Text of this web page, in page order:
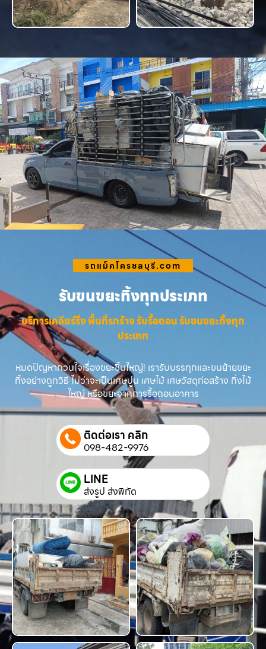
รถแม็คโครชลบุรี.com
รับขนขยะทิ้งทุกประเภท
บริการเคลียร์ริ่ง พื้นที่รกร้าง รับรื้อถอน รับขนขยะทิ้งทุก
ประเภท
หมดปัญหากวนใจเรื่องขยะชิ้นใหญ่! เรารับบรรทุกและขนย้ายขยะ
ทิ้งอย่างถูกวิธี ไม่ว่าจะเป็นเศษปูน เศษไม้ เศษวัสดุก่อสร้าง กิ่งไม้
ใหญ่ หรือขยะจากการรื้อถอนอาคาร
ติดต่อเรา คลิก
098-482-9976
LINE
ส่งรูป ส่งพิกัด